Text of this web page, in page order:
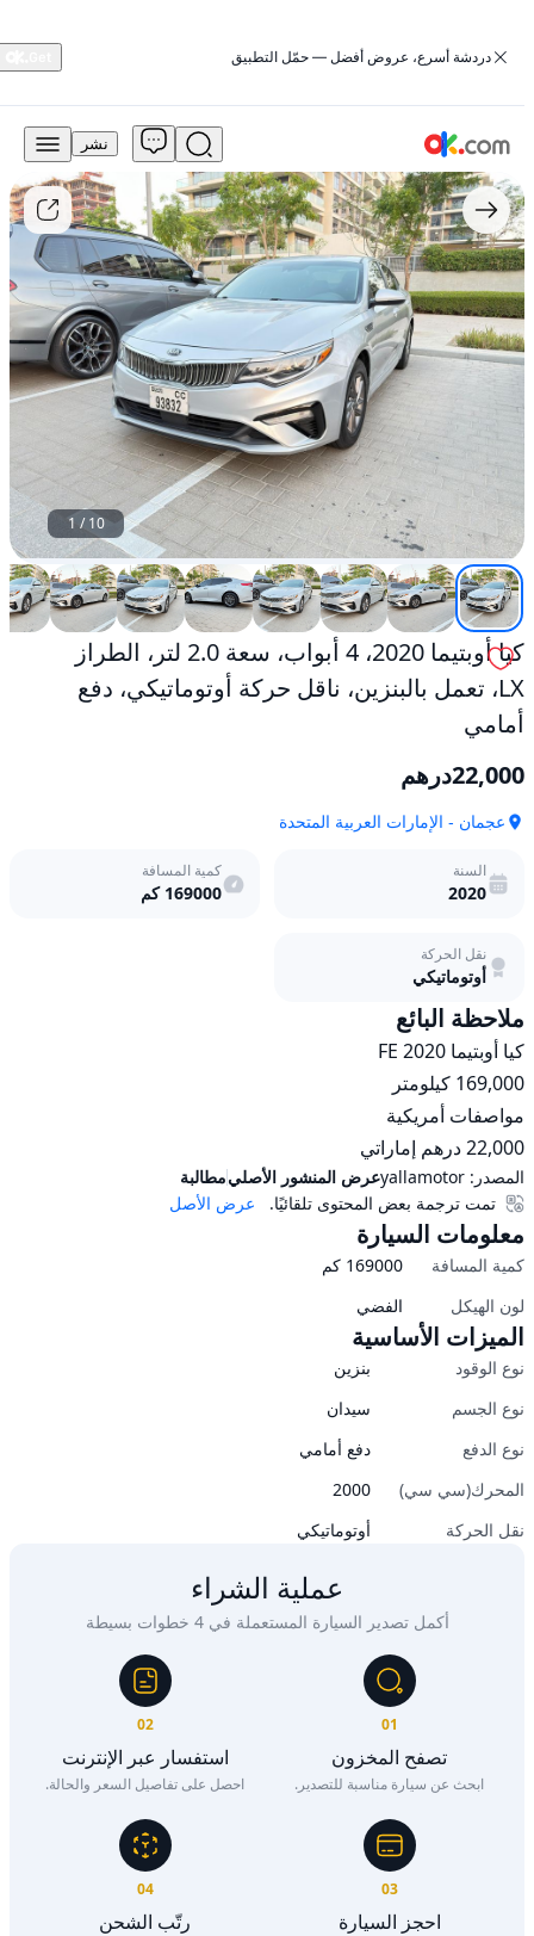
‏دردشة أسرع، عروض أفضل — حمّل التطبيق
22,000
درهم
للبيع
كيا
أوبتيما
2020،
4
أبواب،
سعة
2.0
لتر،
الطراز
تعمل
بالبنزين،
ناقل
حركة
أوتوماتيكي،
دفع
أمامي
مستعمل
نشر
1 /10
كيا أوبتيما 2020، 4 أبواب، سعة 2.0 لتر، الطراز
LX، تعمل بالبنزين، ناقل حركة أوتوماتيكي، دفع
أمامي
22,000درهم
عجمان - الإمارات العربية المتحدة
السنة
2020
كمية المسافة
169000 كم
نقل الحركة
أوتوماتيكي
ملاحظة البائع
22,000 درهم إماراتي
المصدر: yallamotorعرض المنشور الأصليمطالبة
عرض الأصل
تمت ترجمة بعض المحتوى تلقائيًا.
معلومات السيارة
كمية المسافة 169000 كم
لون الهيكل
الفضي
الميزات الأساسية
نوع الوقود
بنزين
نوع الجسم
سيدان
نوع الدفع
دفع أمامي
المحرك(سي سي)
2000
نقل الحركة
أوتوماتيكي
عملية الشراء
أكمل تصدير السيارة المستعملة في 4 خطوات بسيطة
01
تصفح المخزون
ابحث عن سيارة مناسبة للتصدير.
02
استفسار عبر الإنترنت
احصل على تفاصيل السعر والحالة.
03
احجز السيارة
04
رتّب الشحن